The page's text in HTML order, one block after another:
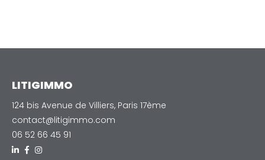
LITIGIMMO
124 bis Avenue de Villiers, Paris 17ème
contact@litigimmo.com
06 52 66 45 91